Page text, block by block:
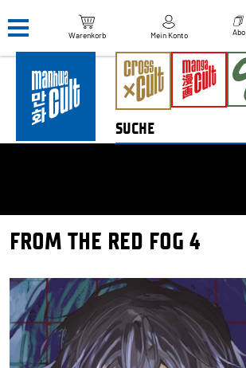
Warenkorb Mein Konto Abo
FROM THE RED FOG 4